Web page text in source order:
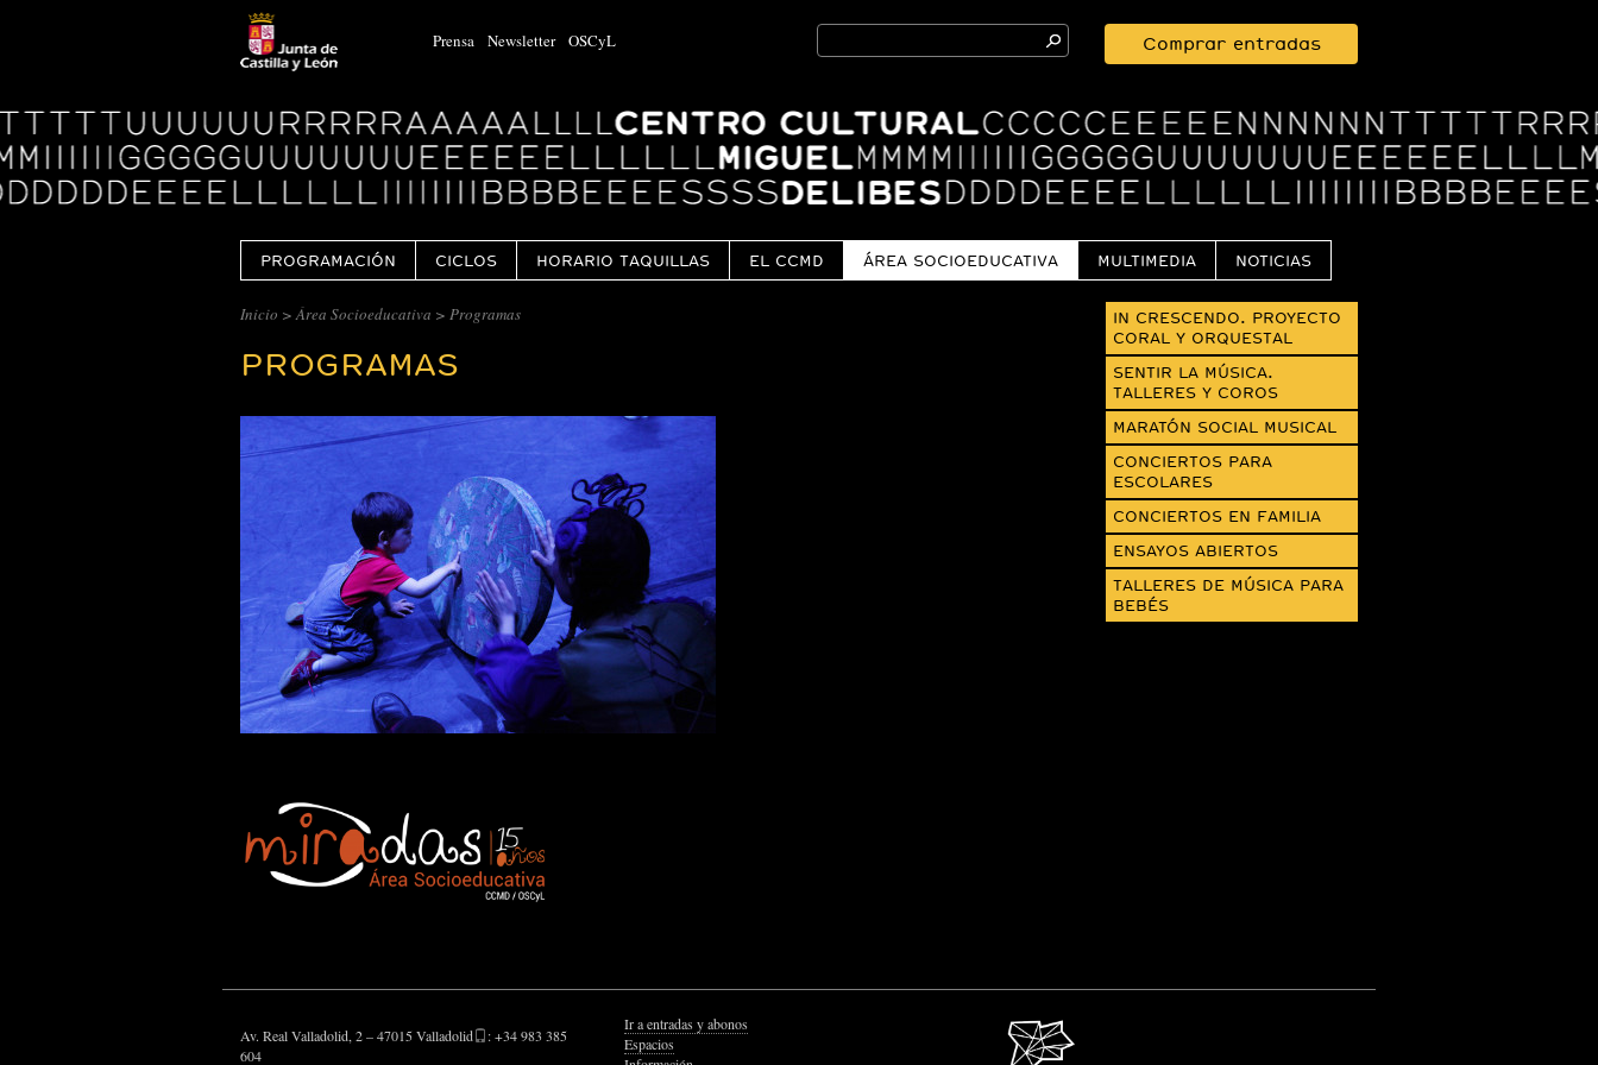
Prensa Newsletter OSCyL
Search
for:
Comprar entradas
Logo
Centro
Cultural
Miguel
Delibes
PROGRAMACIÓN CICLOS HORARIO TAQUILLAS EL CCMD ÁREA SOCIOEDUCATIVA MULTIMEDIA NOTICIAS
Inicio >Área Socioeducativa > Programas
PROGRAMAS
IN CRESCENDO. PROYECTO
CORAL Y ORQUESTAL
SENTIR LA MÚSICA.
TALLERES Y COROS
MARATÓN SOCIAL MUSICAL
CONCIERTOS PARA
ESCOLARES
CONCIERTOS EN FAMILIA
ENSAYOS ABIERTOS
TALLERES DE MÚSICA PARA
BEBÉS
Av. Real Valladolid, 2 – 47015 Valladolid
: +34 983 385
604
Ir a entradas y abonos
Espacios